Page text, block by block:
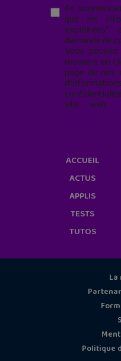
En
que les
demande de
Vous
moment en
page de nos
site web
ACCUEIL
ACTUS
APPLIS
TESTS
TUTOS
Politique